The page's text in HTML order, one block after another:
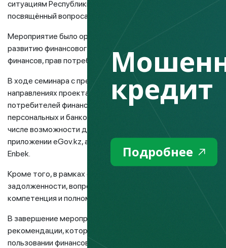
ситуациям Республики Казахстан (г. Алматы) состоялся
посвящённый вопросам финансовой грамотности и
Мероприятие было организовано в рамках проекта
развитию финансового рынка и направлено на повышение
финансов, прав потребителей финансовых услуг и
В ходе семинара с презентацией выступил представитель
направлениях проекта Fingramota.kz, актуальных
потребителей финансовых услуг, а также о наиболее
персональных и банковских данных. Отдельное внимание
числе возможности добровольного запрета на
приложении eGov.kz, а также образовательному курсу
Enbek.
Кроме того, в рамках семинара были рассмотрены
задолженности, вопросы взаимодействия с банками
компетенция и полномочия банковского и
В завершение мероприятия участники получили
рекомендации, которые помогут им более уверенно
пользовании финансовыми услугами.
кредит
Подробнее